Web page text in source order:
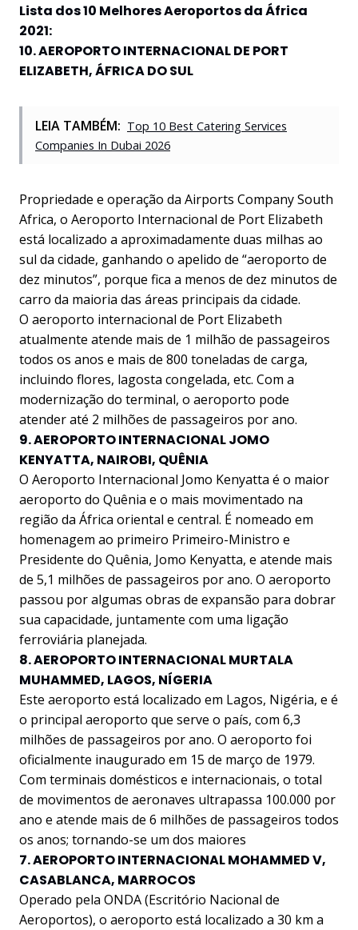
Lista dos 10 Melhores Aeroportos da África
2021:
10. AEROPORTO INTERNACIONAL DE PORT
ELIZABETH, ÁFRICA DO SUL
LEIA TAMBÉM: Top 10 Best Catering Services
Companies In Dubai 2026
Propriedade e operação da Airports Company South
Africa, o Aeroporto Internacional de Port Elizabeth
está localizado a aproximadamente duas milhas ao
sul da cidade, ganhando o apelido de “aeroporto de
dez minutos”, porque fica a menos de dez minutos de
carro da maioria das áreas principais da cidade.
O aeroporto internacional de Port Elizabeth
atualmente atende mais de 1 milhão de passageiros
todos os anos e mais de 800 toneladas de carga,
incluindo flores, lagosta congelada, etc. Com a
modernização do terminal, o aeroporto pode
atender até 2 milhões de passageiros por ano.
9. AEROPORTO INTERNACIONAL JOMO
KENYATTA, NAIROBI, QUÊNIA
O Aeroporto Internacional Jomo Kenyatta é o maior
aeroporto do Quênia e o mais movimentado na
região da África oriental e central. É nomeado em
homenagem ao primeiro Primeiro-Ministro e
Presidente do Quênia, Jomo Kenyatta, e atende mais
de 5,1 milhões de passageiros por ano. O aeroporto
passou por algumas obras de expansão para dobrar
sua capacidade, juntamente com uma ligação
ferroviária planejada.
8. AEROPORTO INTERNACIONAL MURTALA
MUHAMMED, LAGOS, NÍGERIA
Este aeroporto está localizado em Lagos, Nigéria, e é
o principal aeroporto que serve o país, com 6,3
milhões de passageiros por ano. O aeroporto foi
oficialmente inaugurado em 15 de março de 1979.
Com terminais domésticos e internacionais, o total
de movimentos de aeronaves ultrapassa 100.000 por
ano e atende mais de 6 milhões de passageiros todos
os anos; tornando-se um dos maiores
7. AEROPORTO INTERNACIONAL MOHAMMED V,
CASABLANCA, MARROCOS
Operado pela ONDA (Escritório Nacional de
Aeroportos), o aeroporto está localizado a 30 km a